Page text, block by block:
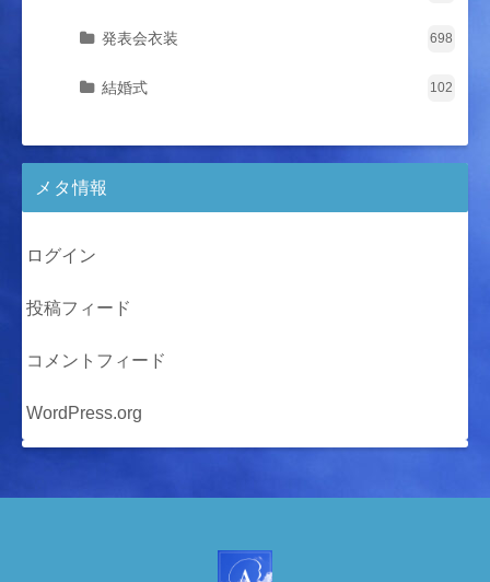
発表会衣装 698
結婚式 102
メタ情報
ログイン
投稿フィード
コメントフィード
WordPress.org